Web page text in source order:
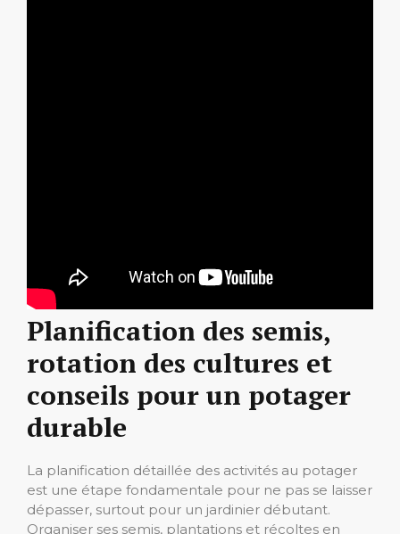
Planification des semis,
rotation des cultures et
conseils pour un potager
durable
La planification détaillée des activités au potager
est une étape fondamentale pour ne pas se laisser
dépasser, surtout pour un jardinier débutant.
Organiser ses semis, plantations et récoltes en